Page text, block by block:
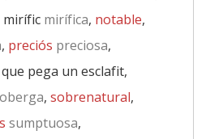
mirífic mirífica, notable,
, preciós preciosa,
que pega un esclafit,
, sobrenatural,
sumptuosa,